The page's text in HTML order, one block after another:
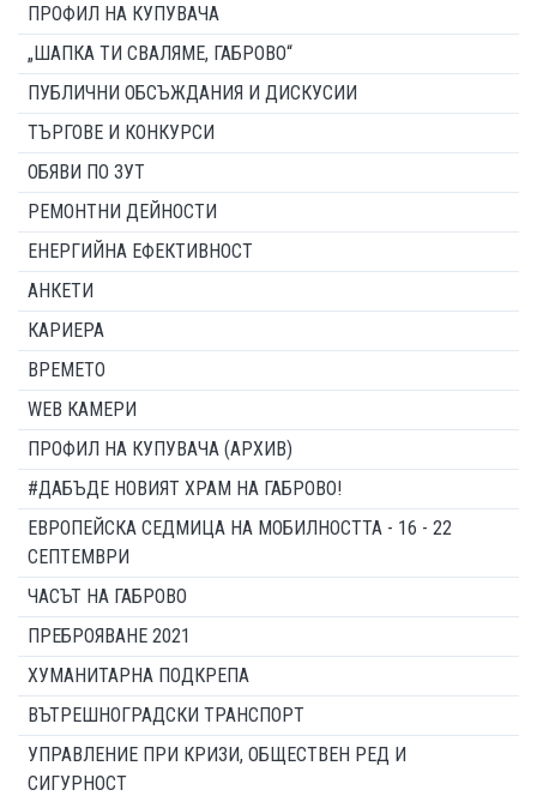
ПРОФИЛ НА КУПУВАЧА
„ШАПКА ТИ СВАЛЯМЕ, ГАБРОВО“
ПУБЛИЧНИ ОБСЪЖДАНИЯ И ДИСКУСИИ
ТЪРГОВЕ И КОНКУРСИ
ОБЯВИ ПО ЗУТ
РЕМОНТНИ ДЕЙНОСТИ
ЕНЕРГИЙНА ЕФЕКТИВНОСТ
АНКЕТИ
КАРИЕРА
ВРЕМЕТО
WEB КАМЕРИ
ПРОФИЛ НА КУПУВАЧА (АРХИВ)
#ДАБЪДЕ НОВИЯТ ХРАМ НА ГАБРОВО!
ЕВРОПЕЙСКА СЕДМИЦА НА МОБИЛНОСТТА - 16 - 22
СЕПТЕМВРИ
ЧАСЪТ НА ГАБРОВО
ПРЕБРОЯВАНЕ 2021
ХУМАНИТАРНА ПОДКРЕПА
ВЪТРЕШНОГРАДСКИ ТРАНСПОРТ
УПРАВЛЕНИЕ ПРИ КРИЗИ, ОБЩЕСТВЕН РЕД И
СИГУРНОСТ